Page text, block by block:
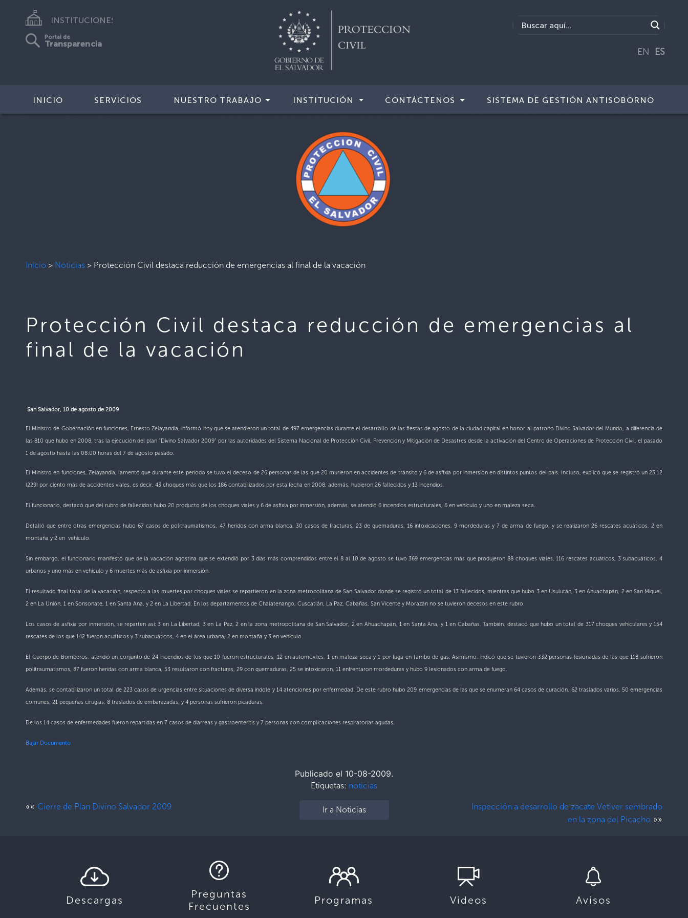
INSTITUCIONES
Portal de
Transparencia
EN ES
INICIO SERVICIOS NUESTRO TRABAJO INSTITUCIÓN CONTÁCTENOS SISTEMA DE GESTIÓN ANTISOBORNO
Inicio > Noticias > Protección Civil destaca reducción de emergencias al final de la vacación
Protección Civil destaca reducción de emergencias al
final de la vacación
San Salvador, 10 de agosto de 2009
El Ministro de Gobernación en funciones, Ernesto Zelayandia, informó hoy que se atendieron un total de 497 emergencias durante el desarrollo de las fiestas de agosto de la ciudad capital en honor al patrono Divino Salvador del Mundo, a diferencia de
las 810 que hubo en 2008; tras la ejecución del plan “Divino Salvador 2009” por las autoridades del Sistema Nacional de Protección Civil, Prevención y Mitigación de Desastres desde la activación del Centro de Operaciones de Protección Civil, el pasado
1 de agosto hasta las 08:00 horas del 7 de agosto pasado.
El Ministro en funciones, Zelayandia, lamentó que durante este período se tuvo el deceso de 26 personas de las que 20 murieron en accidentes de tránsito y 6 de asfixia por inmersión en distintos puntos del país. Incluso, explicó que se registró un 23.12
(229) por ciento más de accidentes viales, es decir, 43 choques más que los 186 contabilizados por esta fecha en 2008, además, hubieron 26 fallecidos y 13 incendios.
El funcionario, destacó que del rubro de fallecidos hubo 20 producto de los choques viales y 6 de asfixia por inmersión, además, se atendió 6 incendios estructurales, 6 en vehículo y uno en maleza seca.
Detalló que entre otras emergencias hubo 67 casos de politraumatismos, 47 heridos con arma blanca, 30 casos de fracturas, 23 de quemaduras, 16 intoxicaciones, 9 mordeduras y 7 de arma de fuego, y se realizaron 26 rescates acuáticos, 2 en
montaña y 2 en vehículo.
Sin embargo, el funcionario manifestó que de la vacación agostina que se extendió por 3 días más comprendidos entre el 8 al 10 de agosto se tuvo 369 emergencias más que produjeron 88 choques viales, 116 rescates acuáticos, 3 subacuáticos, 4
urbanos y uno más en vehículo y 6 muertes más de asfixia por inmersión.
El resultado final total de la vacación, respecto a las muertes por choques viales se repartieron en la zona metropolitana de San Salvador donde se registró un total de 13 fallecidos, mientras que hubo 3 en Usulután, 3 en Ahuachapán, 2 en San Miguel,
2 en La Unión, 1 en Sonsonate, 1 en Santa Ana, y 2 en La Libertad. En los departamentos de Chalatenango, Cuscatlán, La Paz, Cabañas, San Vicente y Morazán no se tuvieron decesos en este rubro.
Los casos de asfixia por inmersión, se reparten así: 3 en La Libertad, 3 en La Paz, 2 en la zona metropolitana de San Salvador, 2 en Ahuachapán, 1 en Santa Ana, y 1 en Cabañas. También, destacó que hubo un total de 317 choques vehiculares y 154
rescates de los que 142 fueron acuáticos y 3 subacuáticos, 4 en el área urbana, 2 en montaña y 3 en vehículo.
El Cuerpo de Bomberos, atendió un conjunto de 24 incendios de los que 10 fueron estructurales, 12 en automóviles, 1 en maleza seca y 1 por fuga en tambo de gas. Asimismo, indicó que se tuvieron 332 personas lesionadas de las que 118 sufrieron
politraumatismos, 87 fueron heridas con arma blanca, 53 resultaron con fracturas, 29 con quemaduras, 25 se intoxicaron, 11 enfrentaron mordeduras y hubo 9 lesionados con arma de fuego.
Además, se contabilizaron un total de 223 casos de urgencias entre situaciones de diversa índole y 14 atenciones por enfermedad. De este rubro hubo 209 emergencias de las que se enumeran 64 casos de curación, 62 traslados varios, 50 emergencias
comunes, 21 pequeñas cirugías, 8 traslados de embarazadas, y 4 personas sufrieron picaduras.
De los 14 casos de enfermedades fueron repartidas en 7 casos de diarreas y gastroenteritis y 7 personas con complicaciones respiratorias agudas.
Bajar Documento
Publicado el 10-08-2009.
Etiquetas: noticias
«« Cierre de Plan Divino Salvador 2009 Ir a Noticias
Inspección a desarrollo de zacate Vetiver sembrado
en la zona del Picacho »»
Descargas
Preguntas
Frecuentes
Programas Videos Avisos